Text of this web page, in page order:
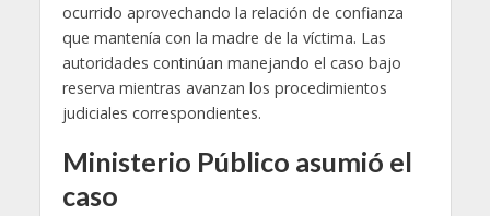
ocurrido aprovechando la relación de confianza
que mantenía con la madre de la víctima. Las
autoridades continúan manejando el caso bajo
reserva mientras avanzan los procedimientos
judiciales correspondientes.
Ministerio Público asumió el
caso